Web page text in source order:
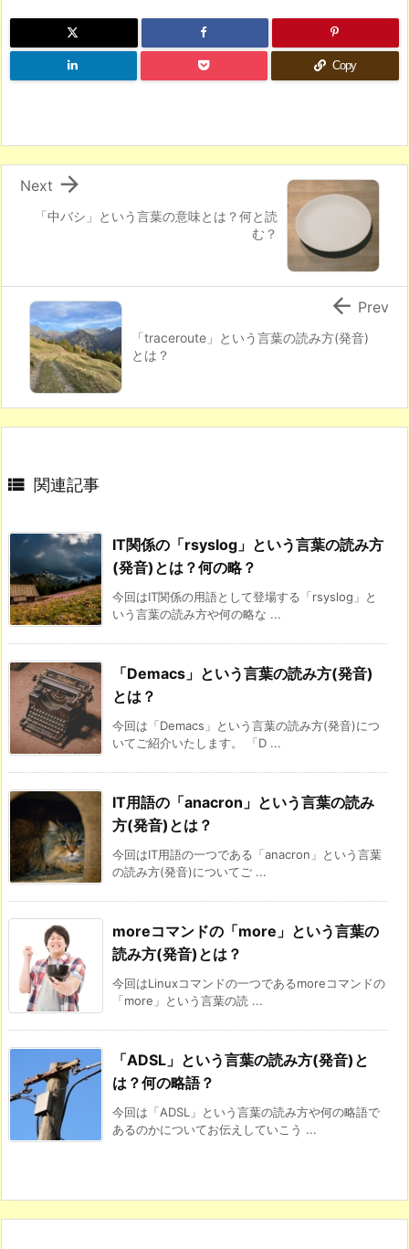
Copy
「中バシ」という言葉の意味とは？何と読
む？

Next
「traceroute」という言葉の読み方(発音)
とは？
 Prev
 関連記事
IT関係の「rsyslog」という言葉の読み方
(発音)とは？何の略？
今回はIT関係の用語として登場する「rsyslog」と
いう言葉の読み方や何の略な ...
「Demacs」という言葉の読み方(発音)
とは？
今回は「Demacs」という言葉の読み方(発音)につ
いてご紹介いたします。 「D ...
IT用語の「anacron」という言葉の読み
方(発音)とは？
今回はIT用語の一つである「anacron」という言葉
の読み方(発音)についてご ...
moreコマンドの「more」という言葉の
読み方(発音)とは？
今回はLinuxコマンドの一つであるmoreコマンドの
「more」という言葉の読 ...
「ADSL」という言葉の読み方(発音)と
は？何の略語？
今回は「ADSL」という言葉の読み方や何の略語で
あるのかについてお伝えしていこう ...